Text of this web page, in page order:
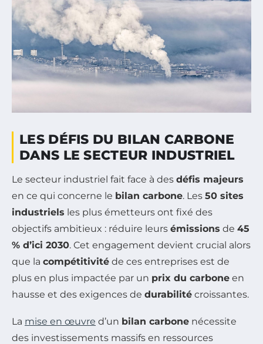
LES DÉFIS DU BILAN CARBONE
DANS LE SECTEUR INDUSTRIEL
Le secteur industriel fait face à des défis majeurs
en ce qui concerne le bilan carbone. Les 50 sites
industriels les plus émetteurs ont fixé des
objectifs ambitieux : réduire leurs émissions de 45
% d’ici 2030. Cet engagement devient crucial alors
que la compétitivité de ces entreprises est de
plus en plus impactée par un prix du carbone en
hausse et des exigences de durabilité croissantes.
La mise en œuvre d’un bilan carbone nécessite
des investissements massifs en ressources